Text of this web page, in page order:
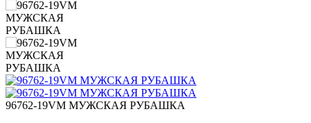
96762-19VM МУЖСКАЯ РУБАШКА